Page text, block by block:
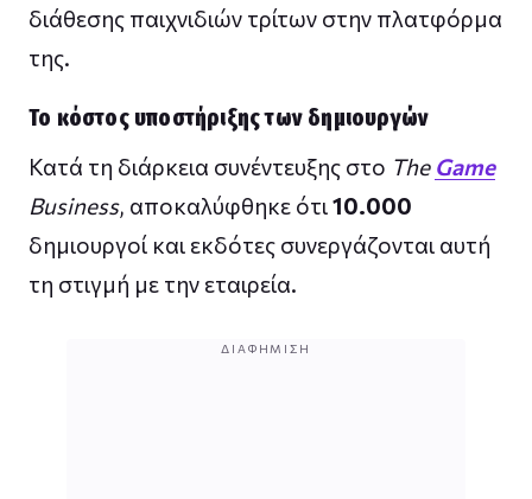
διάθεσης παιχνιδιών τρίτων στην πλατφόρμα
της.
Το κόστος υποστήριξης των δημιουργών
Κατά τη διάρκεια συνέντευξης στο The Game
Business, αποκαλύφθηκε ότι10.000
δημιουργοί και εκδότες συνεργάζονται αυτή
τη στιγμή με την εταιρεία.
ΔΙΑΦΉΜΙΣΗ